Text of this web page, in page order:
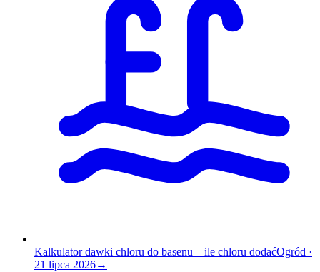
Kalkulator dawki chloru do basenu – ile chloru dodaćOgród ·
21 lipca 2026→